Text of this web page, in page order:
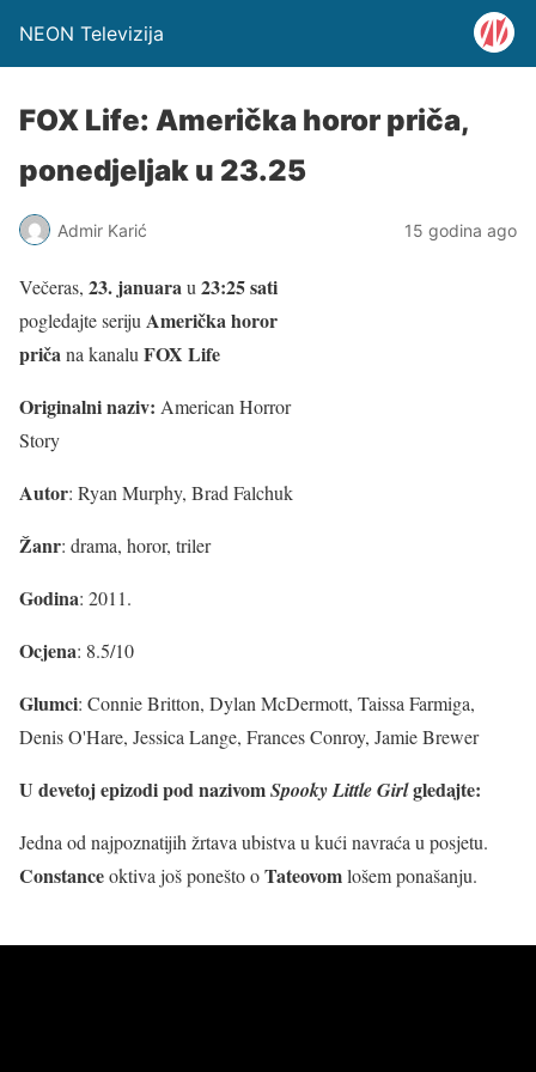
NEON Televizija
FOX Life: Američka horor priča,
ponedjeljak u 23.25
Admir Karić 15 godina ago
Večeras, 23. januarau 23:25 sati
pogledajte seriju Američka horor
pričana kanalu FOX Life
Originalni naziv: American Horror
Story
Autor: Ryan Murphy, Brad Falchuk
Žanr: drama, horor, triler
Godina: 2011.
Ocjena: 8.5/10
Glumci: Connie Britton, Dylan McDermott, Taissa Farmiga,
Denis O'Hare, Jessica Lange, Frances Conroy, Jamie Brewer
U devetoj epizodi pod nazivomSpooky Little Girlgledajte:
Jedna od najpoznatijih žrtava ubistva u kući navraća u posjetu.
Constanceoktiva još ponešto oTateovomlošem ponašanju.